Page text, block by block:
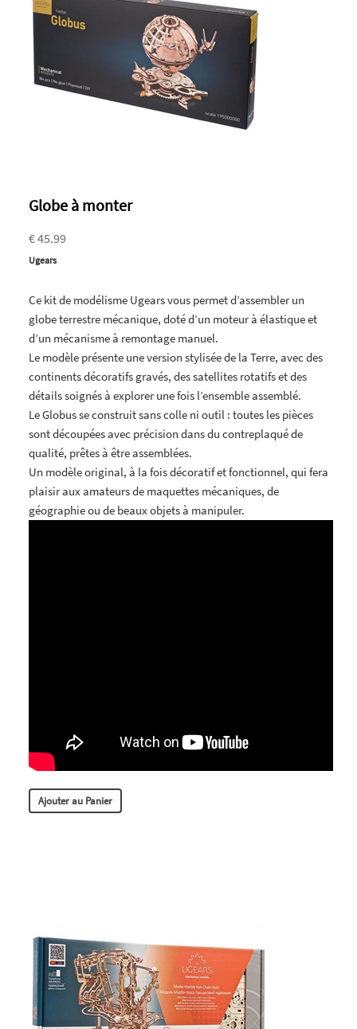
Globe à monter
€ 45.99
Ugears
Ce kit de modélisme Ugears vous permet d’assembler un
globe terrestre mécanique, doté d’un moteur à élastique et
d’un mécanisme à remontage manuel.
Le modèle présente une version stylisée de la Terre, avec des
continents décoratifs gravés, des satellites rotatifs et des
détails soignés à explorer une fois l’ensemble assemblé.
Le Globus se construit sans colle ni outil : toutes les pièces
sont découpées avec précision dans du contreplaqué de
qualité, prêtes à être assemblées.
Un modèle original, à la fois décoratif et fonctionnel, qui fera
plaisir aux amateurs de maquettes mécaniques, de
géographie ou de beaux objets à manipuler.
Ajouter au Panier